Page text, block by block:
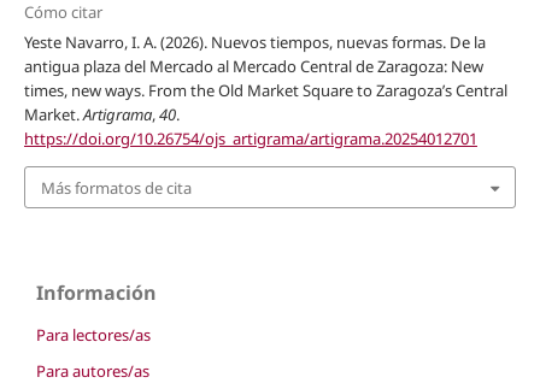
Cómo citar
Yeste Navarro, I. A. (2026). Nuevos tiempos, nuevas formas. De la
antigua plaza del Mercado al Mercado Central de Zaragoza: New
times, new ways. From the Old Market Square to Zaragoza’s Central
Market.Artigrama,40.
https://doi.org/10.26754/ojs_artigrama/artigrama.20254012701
Más formatos de cita
Información
Para lectores/as
Para autores/as